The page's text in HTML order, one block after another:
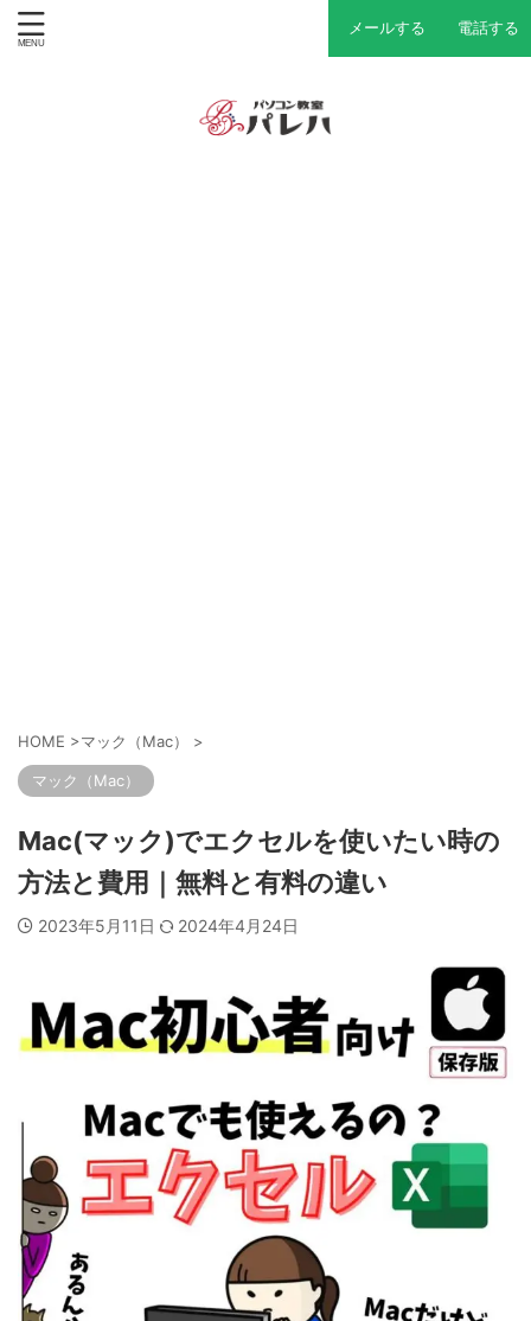
メールする 電話する
HOME >マック（Mac） >
マック（Mac）
Mac(マック)でエクセルを使いたい時の
方法と費用｜無料と有料の違い
2023年5月11日 2024年4月24日